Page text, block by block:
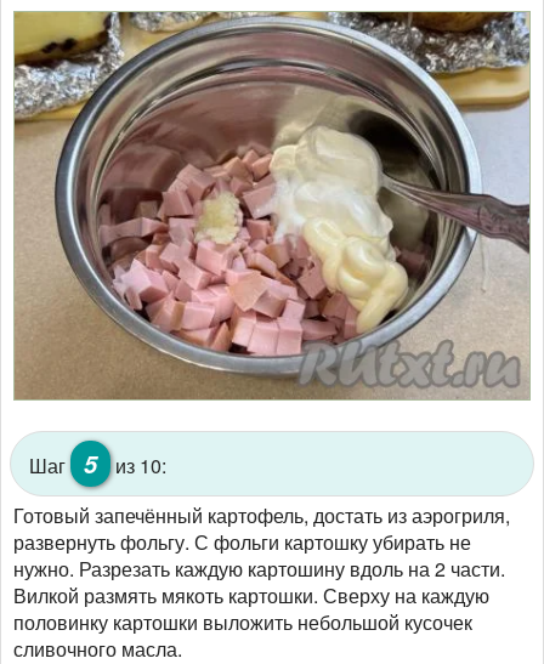
Шаг 5
из 10:
Готовый запечённый картофель, достать из аэрогриля,
развернуть фольгу. С фольги картошку убирать не
нужно. Разрезать каждую картошину вдоль на 2 части.
Вилкой размять мякоть картошки. Сверху на каждую
половинку картошки выложить небольшой кусочек
сливочного масла.